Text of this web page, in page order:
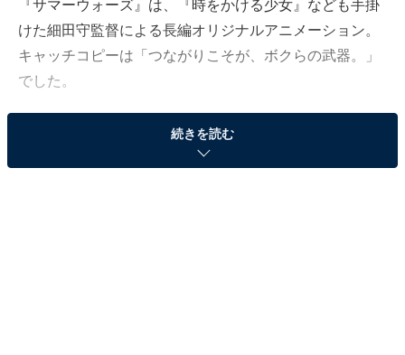
『サマーウォーズ』は、『時をかける少女』なども手掛
けた細田守監督による長編オリジナルアニメーション。
キャッチコピーは「つながりこそが、ボクらの武器。」
でした。
ふとした理由で片田舎の大家族に仲間入りした少年が、
謎の人工知能「ラブマシーン」の暴走による世界の危機
続きを読む